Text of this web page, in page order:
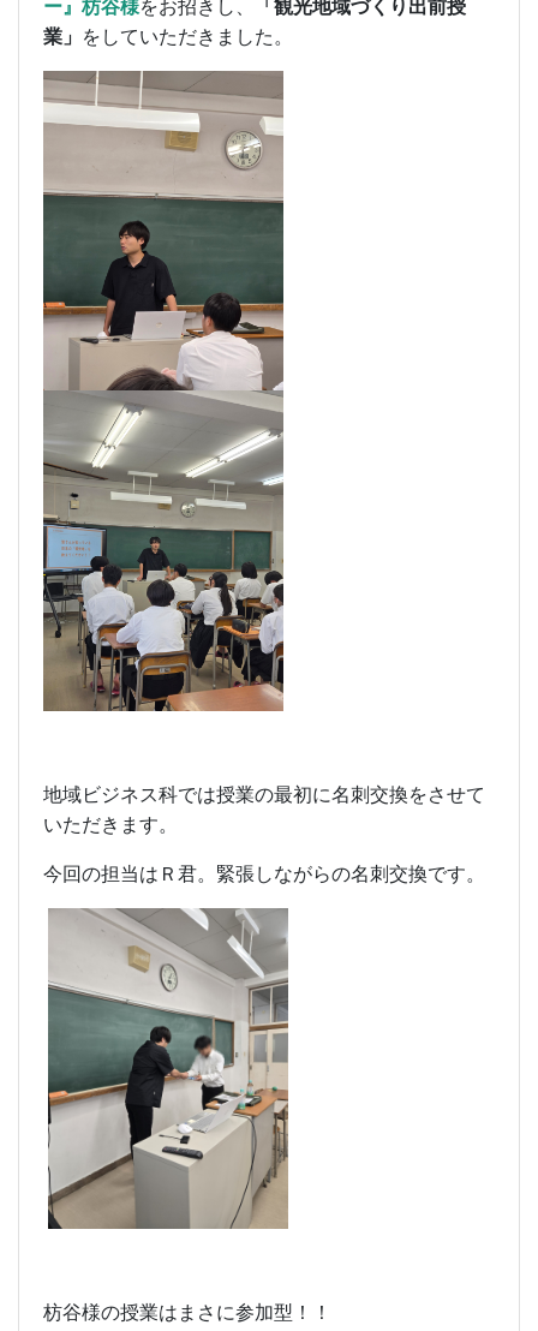
ー』枋谷様をお招きし、
「観光地域づくり出前授
業」 をしていただきました。
地域ビジネス科では授業の最初に名刺交換をさせて
いただきます。
今回の担当はＲ君。緊張しながらの名刺交換です。
枋谷様の授業はまさに参加型！！